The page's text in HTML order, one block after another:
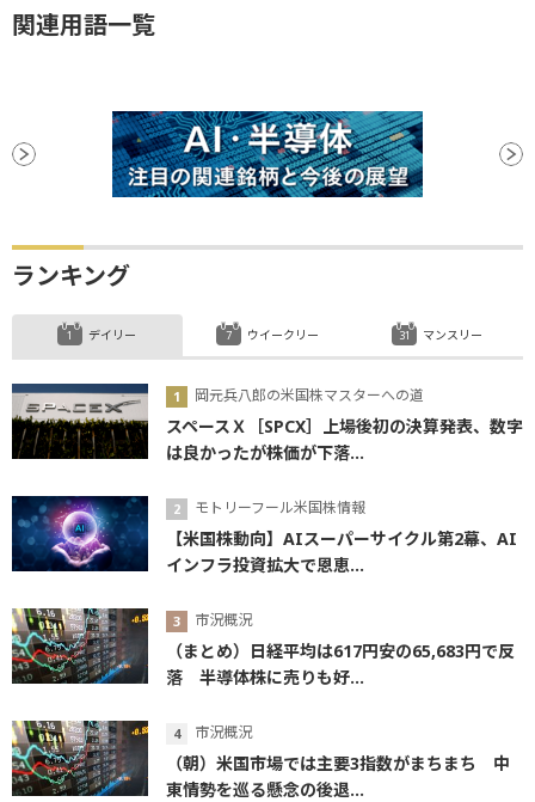
関連用語一覧
ランキング
デイリー
岡元兵八郎の米国株マスターへの道
スペースＸ［SPCX］上場後初の決算発表、数字
は良かったが株価が下落...
モトリーフール米国株情報
【米国株動向】AIスーパーサイクル第2幕、AI
インフラ投資拡大で恩恵...
市況概況
（まとめ）日経平均は617円安の65,683円で反
落 半導体株に売りも好...
市況概況
（朝）米国市場では主要3指数がまちまち 中
東情勢を巡る懸念の後退...
ウイークリー マンスリー